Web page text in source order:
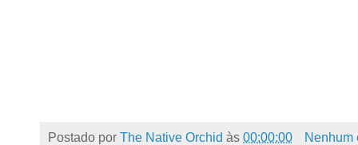
Postado por The Native Orchid às 00:00:00
Nenhum